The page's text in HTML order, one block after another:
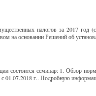
налогов за 2017 год
на основании Решений об
состоится семинар: 1. Обзор
с 01.07.2018 г.. Подробную